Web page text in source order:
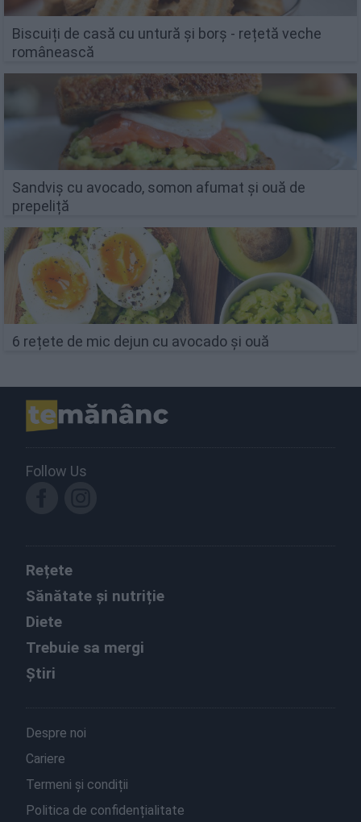
Biscuiți de casă cu untură și borș - rețetă veche
românească
Sandviș cu avocado, somon afumat și ouă de
prepeliță
6 rețete de mic dejun cu avocado și ouă
Follow Us
Rețete
Sănătate și nutriție
Diete
Trebuie sa mergi
Știri
Despre noi
Cariere
Termeni și condiții
Politica de confidențialitate